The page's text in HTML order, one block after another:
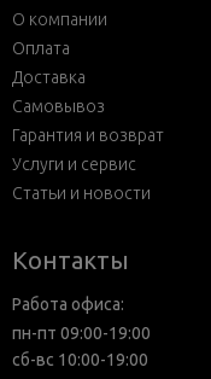
О компании
Оплата
Доставка
Самовывоз
Гарантия и возврат
Услуги и сервис
Статьи и новости
Контакты
Работа офиса:
пн-пт 09:00-19:00
сб-вс 10:00-19:00